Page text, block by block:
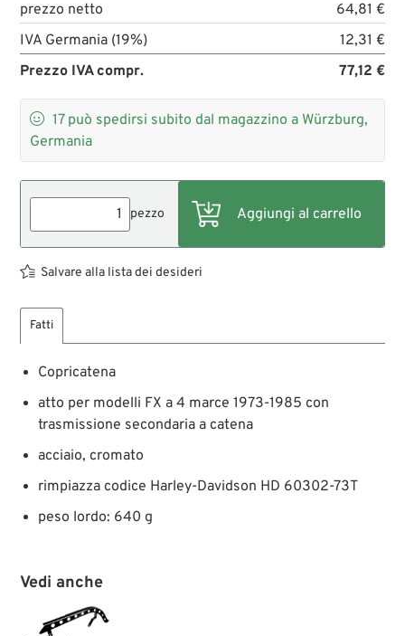
prezzo netto
64,81 €
IVA Germania (19%)
12,31 €
Prezzo IVA compr.
77,12 €
 17 può spedirsi subito dal magazzino a Würzburg,
Germania
pezzo
Salvare alla lista dei desideri
Fatti
Copricatena
atto per modelli FX a 4 marce 1973-1985 con
trasmissione secondaria a catena
acciaio, cromato
rimpiazza codice Harley-Davidson HD 60302-73T
peso lordo: 640 g
Vedi anche